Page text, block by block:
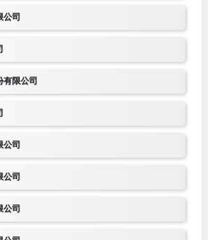
公司
限公司
公司
公司
公司